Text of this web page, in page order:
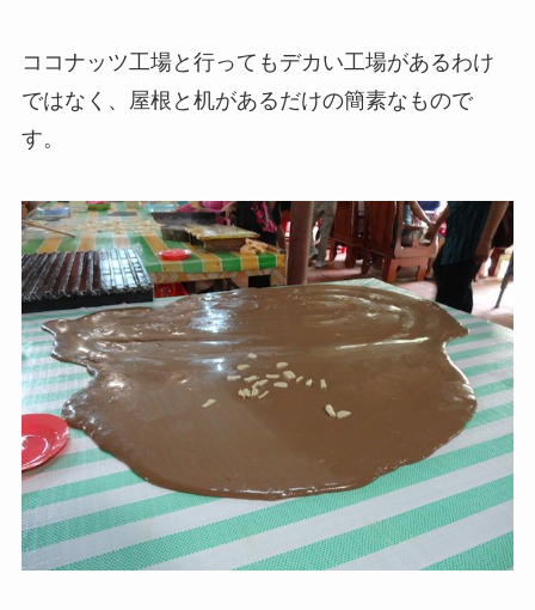
ココナッツ工場と行ってもデカい工場があるわけ
ではなく、屋根と机があるだけの簡素なもので
す。